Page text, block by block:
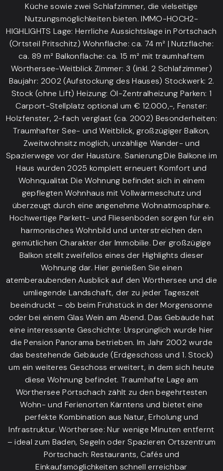
Küche sowie zwei Schlafzimmer, die vielseitige
Nutzungsmöglichkeiten bieten. IMMO-HOCH2-
HIGHLIGHTS Lage: Herrliche Aussichtslage in Pörtschach
(Ortsteil Pritschitz) Wohnfläche: ca. 74 m² | Nutzfläche:
ca. 89 m² Balkonfläche: ca. 15 m² mit traumhaftem
Wörthersee-Weitblick Zimmer: 3 (inkl. 2 Schlafzimmer)
Baujahr: 2002 (Aufstockung des Hauses) Stockwerk: 2.
Stock (ohne Lift) Heizung: Öl-Zentralheizung Parken: 1
Carport-Stellplatz optional um € 12.000,-, Fenster:
Holzfenster, 2-fach verglast (ca. 2002) Besonderheiten:
Traumhafter See- und Weitblick, großzügiger Balkon,
Zweitwohnsitz möglich, unzählige Wander- und
Spazierwege vor der Haustüre. Sanierung:Die Balkone im
Haus wurden 2025 komplett erneuert Komfort und
Wohnqualität Die Wohnung befindet sich in einem
gepflegten Wohnhaus mit Vollwärmeschutz und
überzeugt durch eine angenehme Wohnatmosphäre.
Hochwertige Parkett- und Fliesenböden sorgen für ein
harmonisches Wohnbild und unterstreichen den
gemütlichen Charakter der Immobilie. Der großzügige
Balkon stellt zweifellos eines der Highlights dieser
Wohnung dar. Hier genießen Sie einen
atemberaubenden Ausblick auf den Wörthersee und die
umliegende Landschaft, der zu jeder Tageszeit
beeindruckt – ob beim Frühstück in der Morgensonne
oder bei einem Glas Wein am Abend. Das Gebäude hat
eine interessante Geschichte: Ursprünglich wurde hier
die Pension Panorama betrieben. Im Jahr 2002 wurde
das bestehende Gebäude (Erdgeschoss und 1. Stock)
um ein weiteres Geschoss erweitert, in dem sich heute
diese Wohnung befindet. Traumhafte Lage am
Wörthersee Pörtschach zählt zu den begehrtesten
Wohn- und Ferienorten Kärntens und bietet eine
perfekte Kombination aus Natur, Erholung und
Infrastruktur. Wörthersee: Nur wenige Minuten entfernt
– ideal zum Baden, Segeln oder Spazieren Ortszentrum
Pörtschach: Restaurants, Cafés und
Einkaufsmöglichkeiten schnell erreichbar